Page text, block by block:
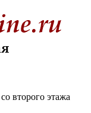
второго этажа